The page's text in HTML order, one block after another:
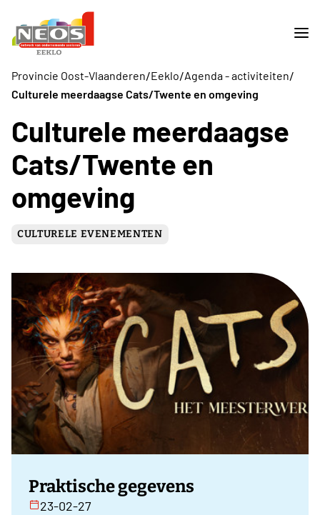
Provincie Oost-Vlaanderen/Eeklo/Agenda - activiteiten/
Culturele meerdaagse Cats/Twente en omgeving
Culturele meerdaagse
Cats/Twente en
omgeving
CULTURELE EVENEMENTEN
Praktische gegevens
23-02-27